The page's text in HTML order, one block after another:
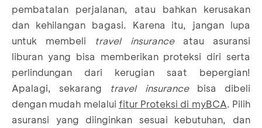
pembatalan perjalanan, atau bahkan kerusakan
dan kehilangan bagasi. Karena itu, jangan lupa
untuk membeli travel insuranceatau asuransi
liburan yang bisa memberikan proteksi diri serta
perlindungan dari kerugian saat bepergian!
Apalagi, sekarang travel insurancebisa dibeli
dengan mudah melalui fitur Proteksi di myBCA. Pilih
asuransi yang diinginkan sesuai kebutuhan, dan